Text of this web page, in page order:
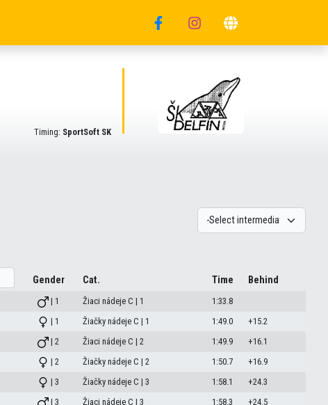
Timing: SportSoft SK
Gender Cat. Time Behind
| 1 Žiaci nádeje C | 1
1:33.8
| 1 Žiačky nádeje C | 1 1:49.0
+15.2
| 2 Žiaci nádeje C | 2 1:49.9
+16.1
| 2 Žiačky nádeje C | 2 1:50.7
+16.9
| 3 Žiačky nádeje C | 3 1:58.1
+24.3
| 3 Žiaci nádeje C | 3 1:58.3
+24.5